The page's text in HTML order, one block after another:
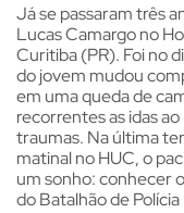
Já se passaram três
Lucas Camargo no
Curitiba (PR). Foi no
do jovem mudou
em uma queda de
recorrentes as idas
traumas. Na última
matinal no HUC, o
um sonho: conhecer
do Batalhão de